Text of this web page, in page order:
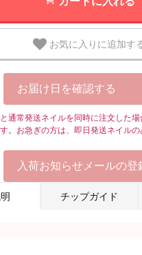
お気に入りに追加す
お届け日を確認する
通常発送ネイルを同時に注文した
。お急ぎの方は、即日発送ネイルの
入荷お知らせメールの登
チップガイド